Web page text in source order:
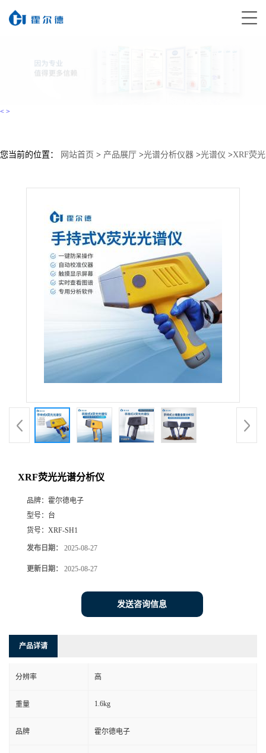
< >
您当前的位置： 网站首页 > 产品展厅 >光谱分析仪器 >光谱仪 >XRF荧光
XRF荧光光谱分析仪
品牌： 霍尔德电子
型号： 台
货号： XRF-SH1
发布日期： 2025-08-27
更新日期： 2025-08-27
发送咨询信息
产品详请
分辨率 高
重量 1.6kg
品牌 霍尔德电子